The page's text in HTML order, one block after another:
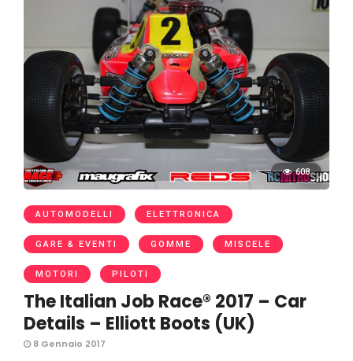
608
AUTOMODELLI ELETTRONICA
GARE & EVENTI GOMME MISCELE
MOTORI PILOTI
The Italian Job Race® 2017 – Car
Details – Elliott Boots (UK)
8 Gennaio 2017